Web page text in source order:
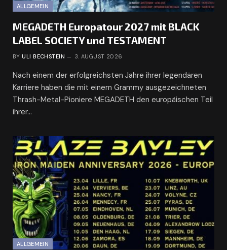
ALLGEMEIN
MEGADETH Europatour 2027 mit BLACK
LABEL SOCIETY und TESTAMENT
BY ULI BECHSTEIN 3. AUGUST 2026
Nach einem der erfolgreichsten Jahre ihrer legendären
Karriere haben die mit einem Grammy ausgezeichneten
Thrash-Metal-Pioniere MEGADETH den europäischen Teil
ihrer…
ALLGEMEIN